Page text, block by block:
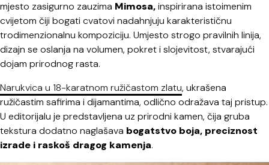
mjesto zasigurno zauzima Mimosa,inspirirana istoimenim
cvijetom čiji bogati cvatovi nadahnjuju karakterističnu
trodimenzionalnu kompoziciju. Umjesto strogo pravilnih linija,
dizajn se oslanja na volumen, pokret i slojevitost, stvarajući
dojam prirodnog rasta.
Narukvica u 18-karatnom ružičastom zlatu, ukrašena
ružičastim safirima i dijamantima, odlično odražava taj pristup.
U editorijalu je predstavljena uz prirodni kamen, čija gruba
tekstura dodatno naglašava bogatstvo boja, preciznost
izrade i raskoš dragog kamenja.